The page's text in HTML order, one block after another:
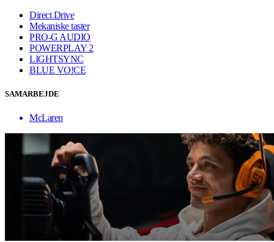
Direct Drive
Mekaniske taster
PRO-G AUDIO
POWERPLAY 2
LIGHTSYNC
BLUE VO!CE
SAMARBEJDE
McLaren